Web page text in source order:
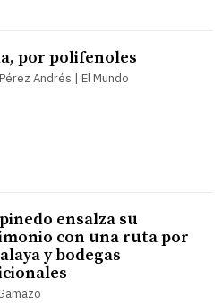
por polifenoles
Andrés | El Mundo
ensalza su
con una ruta por
y bodegas